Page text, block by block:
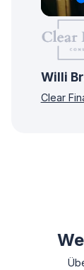
Willi
Clear